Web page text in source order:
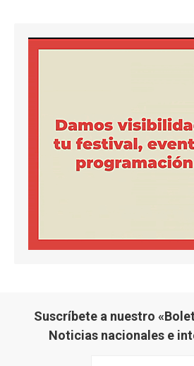
Suscríbete a nuestro
Noticias nacionales e